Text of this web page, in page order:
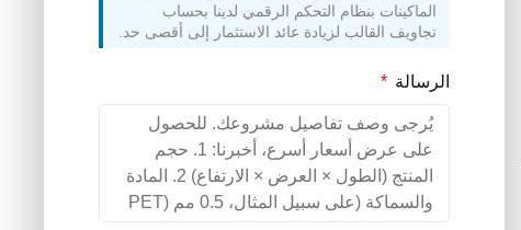
الماكينات بنظام التحكم الرقمي لدينا بحساب
تجاويف القالب لزيادة عائد الاستثمار إلى أقصى حد.
الرسالة